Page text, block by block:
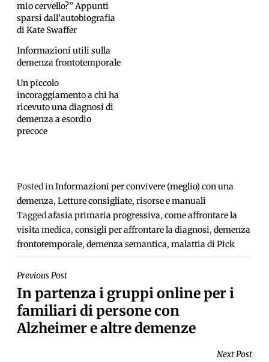
mio cervello?” Appunti
sparsi dall’autobiografia
di Kate Swaffer
Informazioni utili sulla
demenza frontotemporale
Un piccolo
incoraggiamento a chi ha
ricevuto una diagnosi di
demenza a esordio
precoce
Posted inInformazioni per convivere (meglio) con una
demenza, Letture consigliate, risorse e manuali
Taggedafasia primaria progressiva, come affrontare la
visita medica, consigli per affrontare la diagnosi, demenza
frontotemporale, demenza semantica, malattia di Pick
NAVIGAZIONE
ARTICOLI
Previous Post
In partenza i gruppi online per i
familiari di persone con
Alzheimer e altre demenze
Next Post